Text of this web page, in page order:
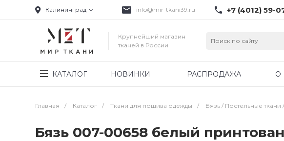
Калининград info@mir-tkani39.ru +7 (4012) 59-
Крупнейший магазин
тканей в России
КАТАЛОГ НОВИНКИ РАСПРОДАЖА О
Главная / Каталог / Ткани для пошива одежды / Бязь / Постельные
Бязь 007-00658 белый